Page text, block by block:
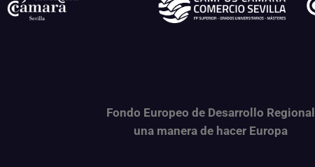
Fondo Europeo de Desarrollo Regional
una manera de hacer Europa